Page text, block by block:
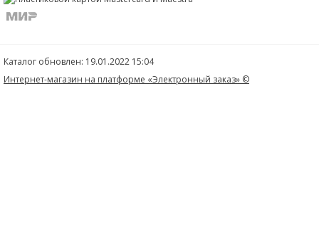
Каталог обновлен: 19.01.2022 15:04
Интернет-магазин на платформе «Электронный заказ» ©